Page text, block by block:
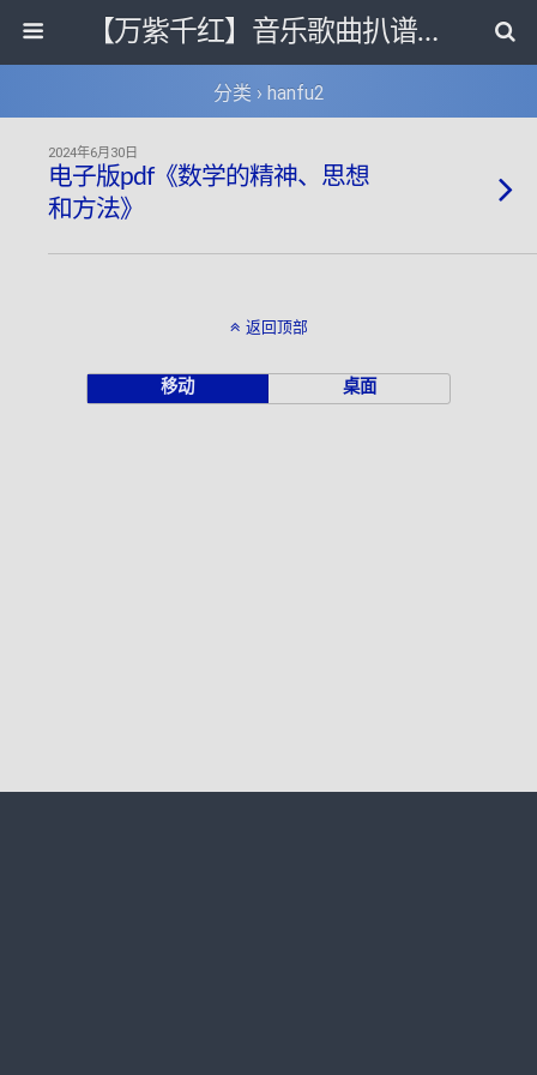
【万紫千红】音乐歌曲扒谱打带和电子书影视剧资源网
分类 › hanfu2
2024年6月30日
电子版pdf《数学的精神、思想
和方法》
返回顶部
移动 桌面